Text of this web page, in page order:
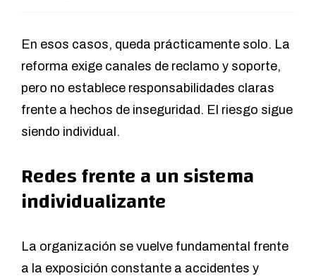
En esos casos, queda prácticamente solo. La
reforma exige canales de reclamo y soporte,
pero no establece responsabilidades claras
frente a hechos de inseguridad. El riesgo sigue
siendo individual.
Redes frente a un sistema
individualizante
La organización se vuelve fundamental frente
a la exposición constante a accidentes y